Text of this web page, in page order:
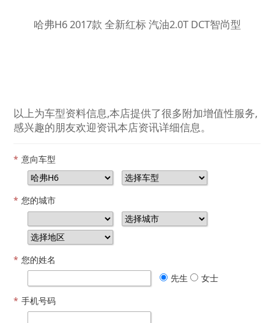
哈弗H6 2017款 全新红标 汽油2.0T DCT智尚型
以上为车型资料信息,本店提供了很多附加增值性服务,
感兴趣的朋友欢迎资讯本店资讯详细信息。
* 意向车型
* 您的城市
* 您的姓名
先生
女士
* 手机号码